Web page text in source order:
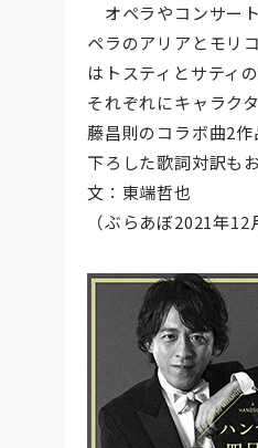
オペラやコンサー
ペラのアリアとモリ
はトスティとサティ
それぞれにキャラク
藤昌則のコラボ曲2
下ろした歌詞対訳も
文：東端哲也
（ぶらあぼ2021年12